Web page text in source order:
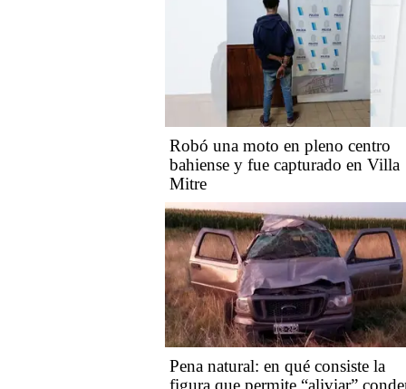
Robó una moto en pleno centro
bahiense y fue capturado en Villa
Mitre
Pena natural: en qué consiste la